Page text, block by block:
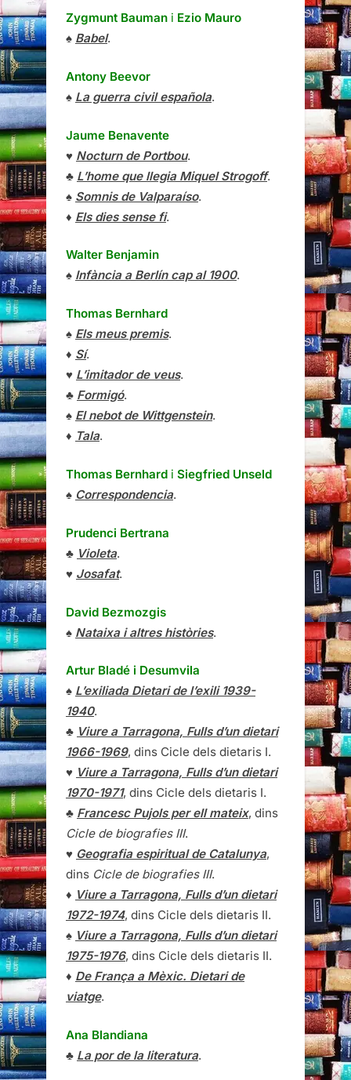
Zygmunt Bauman i Ezio Mauro
♠ Babel.
Antony Beevor
♠ La guerra civil española.
Jaume Benavente
♥ Nocturn de Portbou.
♣ L’home que llegia Miquel Strogoff.
♠ Somnis de Valparaíso.
♦ Els dies sense fi.
Walter Benjamin
♠ Infància a Berlín cap al 1900.
Thomas Bernhard
♠ Els meus premis.
♦ Sí.
♥ L’imitador de veus.
♣ Formigó.
♠ El nebot de Wittgenstein.
♦ Tala.
Thomas Bernhard i Siegfried Unseld
♠ Correspondencia.
Prudenci Bertrana
♣ Violeta.
♥ Josafat.
David Bezmozgis
♠ Nataixa i altres històries.
Artur Bladé i Desumvila
♠ L’exiliada Dietari de l’exili 1939-
1940.
♣ Viure a Tarragona, Fulls d’un dietari
1966-1969, dins Cicle dels dietaris I.
♥ Viure a Tarragona, Fulls d’un dietari
1970-1971, dins Cicle dels dietaris I.
♣ Francesc Pujols per ell mateix, dins
Cicle de biografies III.
♥ Geografia espiritual de Catalunya,
dins Cicle de biografies III.
♦ Viure a Tarragona, Fulls d’un dietari
1972-1974, dins Cicle dels dietaris II.
♠ Viure a Tarragona, Fulls d’un dietari
1975-1976, dins Cicle dels dietaris II.
♦ De França a Mèxic. Dietari de
viatge.
Ana Blandiana
♣ La por de la literatura.